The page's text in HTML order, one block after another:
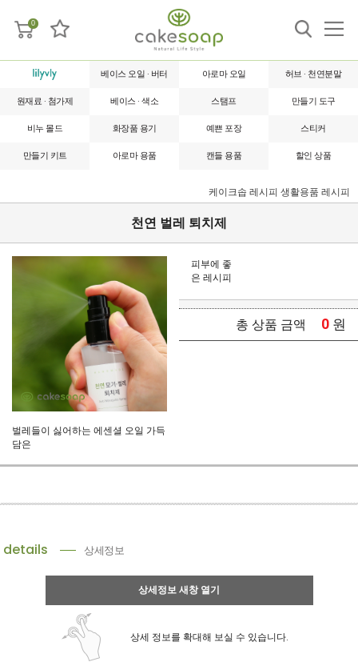
0
베이스 오일 · 버터 아로마 오일 허브 · 천연분말
원재료 · 첨가제 베이스 · 색소 스탬프 만들기 도구
비누 몰드 화장품 용기 예쁜 포장 스티커
만들기 키트 아로마 용품 캔들 용품 할인 상품
케이크솝 레시피 생활용품 레시피
천연 벌레 퇴치제
벌레들이 싫어하는 에센셜 오일 가득
담은
피부에 좋
은 레시피
총 상품 금액 0 원
details 상세정보
상세정보 새창 열기
상세 정보를 확대해 보실 수 있습니다.